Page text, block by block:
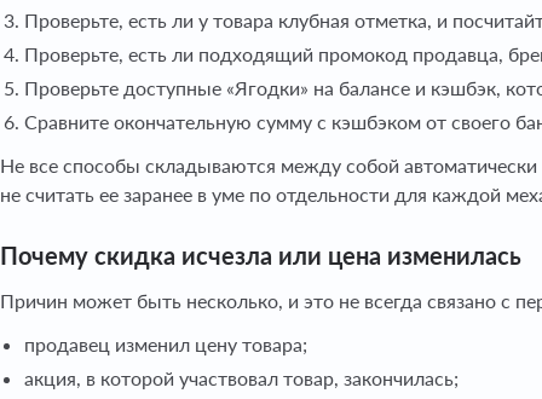
Проверьте, есть ли у товара клубная отметка, и
Проверьте, есть ли подходящий промокод продавца,
Проверьте доступные «Ягодки» на балансе и кэшбэк,
Сравните окончательную сумму с кэшбэком от своего
Не все способы складываются между собой
не считать ее заранее в уме по отдельности для каждой
Почему скидка исчезла или цена изменилась
Причин может быть несколько, и это не всегда связано с
продавец изменил цену товара;
акция, в которой участвовал товар, закончилась;